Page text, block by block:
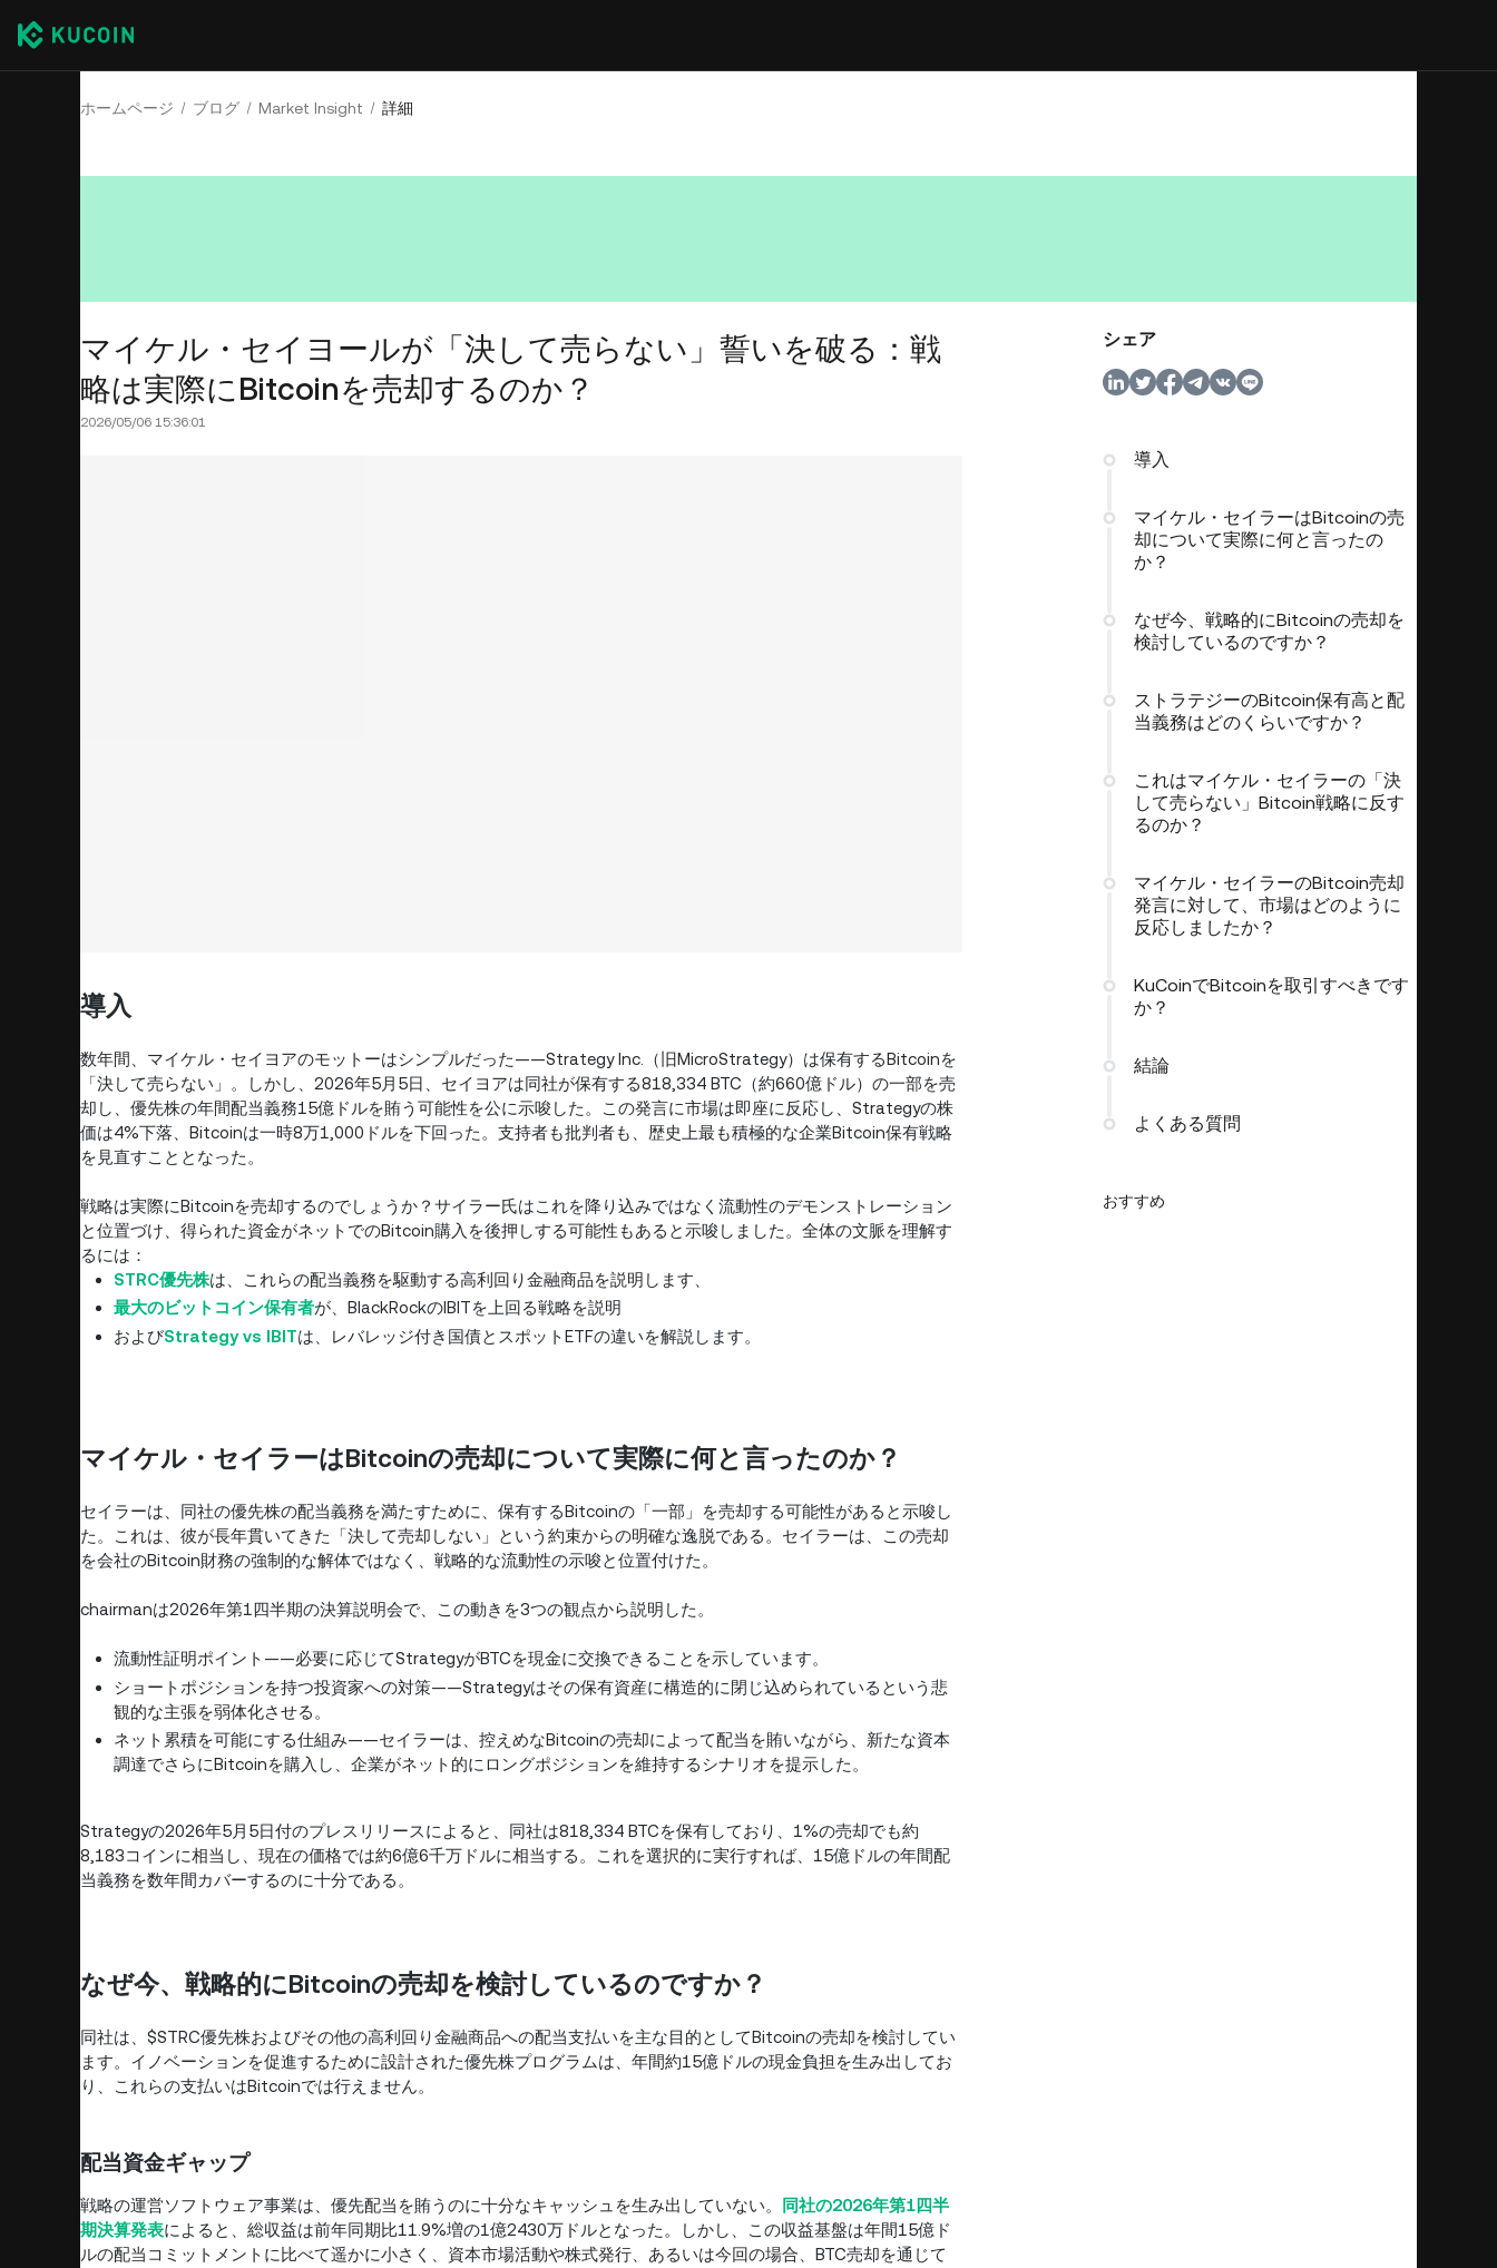
ホームページ ブログ Market Insight 詳細
マイケル・セイヨールが「決して売らない」誓いを破る：戦
略は実際にBitcoinを売却するのか？
2026/05/06 15:36:01
導入
数年間、マイケル・セイヨアのモットーはシンプルだった——Strategy Inc.（旧MicroStrategy）は保有するBitcoinを
「決して売らない」。しかし、2026年5月5日、セイヨアは同社が保有する818,334 BTC（約660億ドル）の一部を売
却し、優先株の年間配当義務15億ドルを賄う可能性を公に示唆した。この発言に市場は即座に反応し、Strategyの株
価は4%下落、Bitcoinは一時8万1,000ドルを下回った。支持者も批判者も、歴史上最も積極的な企業Bitcoin保有戦略
を見直すこととなった。
戦略は実際にBitcoinを売却するのでしょうか？サイラー氏はこれを降り込みではなく流動性のデモンストレーション
と位置づけ、得られた資金がネットでのBitcoin購入を後押しする可能性もあると示唆しました。全体の文脈を理解す
るには：
STRC優先株は、これらの配当義務を駆動する高利回り金融商品を説明します、
最大のビットコイン保有者が、BlackRockのIBITを上回る戦略を説明
およびStrategy vs IBITは、レバレッジ付き国債とスポットETFの違いを解説します。
マイケル・セイラーはBitcoinの売却について実際に何と言ったのか？
セイラーは、同社の優先株の配当義務を満たすために、保有するBitcoinの「一部」を売却する可能性があると示唆し
た。これは、彼が長年貫いてきた「決して売却しない」という約束からの明確な逸脱である。セイラーは、この売却
を会社のBitcoin財務の強制的な解体ではなく、戦略的な流動性の示唆と位置付けた。
chairmanは2026年第1四半期の決算説明会で、この動きを3つの観点から説明した。
流動性証明ポイント——必要に応じてStrategyがBTCを現金に交換できることを示しています。
ショートポジションを持つ投資家への対策——Strategyはその保有資産に構造的に閉じ込められているという悲
観的な主張を弱体化させる。
ネット累積を可能にする仕組み——セイラーは、控えめなBitcoinの売却によって配当を賄いながら、新たな資本
調達でさらにBitcoinを購入し、企業がネット的にロングポジションを維持するシナリオを提示した。
Strategyの2026年5月5日付のプレスリリースによると、同社は818,334 BTCを保有しており、1%の売却でも約
8,183コインに相当し、現在の価格では約6億6千万ドルに相当する。これを選択的に実行すれば、15億ドルの年間配
当義務を数年間カバーするのに十分である。
なぜ今、戦略的にBitcoinの売却を検討しているのですか？
同社は、$STRC優先株およびその他の高利回り金融商品への配当支払いを主な目的としてBitcoinの売却を検討してい
ます。イノベーションを促進するために設計された優先株プログラムは、年間約15億ドルの現金負担を生み出してお
り、これらの支払いはBitcoinでは行えません。
配当資金ギャップ
戦略の運営ソフトウェア事業は、優先配当を賄うのに十分なキャッシュを生み出していない。
同社の2026年第1四半
期決算発表によると、総収益は前年同期比11.9%増の1億2430万ドルとなった。しかし、この収益基盤は年間15億ド
ルの配当コミットメントに比べて遥かに小さく、資本市場活動や株式発行、あるいは今回の場合、BTC売却を通じて
シェア
導入
マイケル・セイラーはBitcoinの売
却について実際に何と言ったの
か？
なぜ今、戦略的にBitcoinの売却を
検討しているのですか？
ストラテジーのBitcoin保有高と配
当義務はどのくらいですか？
これはマイケル・セイラーの「決
して売らない」Bitcoin戦略に反す
るのか？
マイケル・セイラーのBitcoin売却
発言に対して、市場はどのように
反応しましたか？
KuCoinでBitcoinを取引すべきです
か？
結論
よくある質問
おすすめ